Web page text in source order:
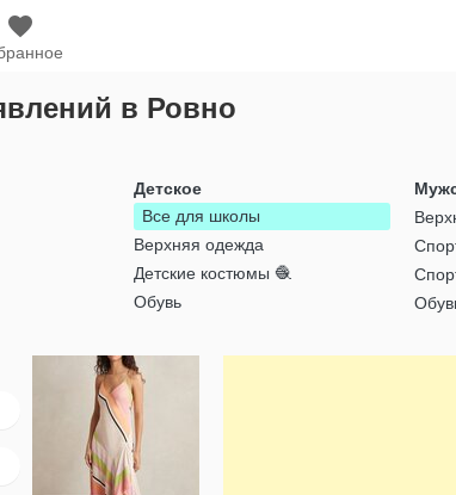
в Ровно
Детское
Все для школы
Верхняя одежда
Детские костюмы 🧶
Обувь